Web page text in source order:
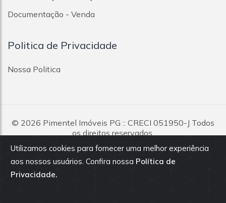
Utilizamos cookies para fornecer uma melhor experiência
aos nossos usuários. Confira nossa Política de
Privacidade.
Documentação - Venda
Politica de Privacidade
Nossa Politica
© 2026 Pimentel Imóveis PG :: CRECI 051950-J Todos
os direitos reservados.
Todas as informações e valores exibidos neste portal são
fornecidos pelos proprietários dos imóveis, podendo sofrer
alterações sem aviso prévio. Antes da proposta, consulte nossos